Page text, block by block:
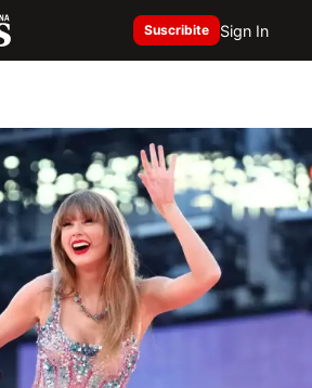
Suscribite Sign In